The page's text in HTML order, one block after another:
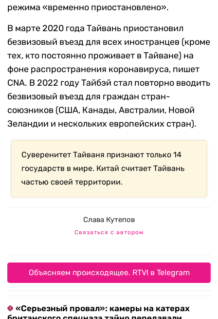
режима «временно приостановлено».
В марте 2020 года Тайвань приостановил
безвизовый въезд для всех иностранцев (кроме
тех, кто постоянно проживает в Тайване) на
фоне распространения коронавируса, пишет
CNA. В 2022 году Тайбэй стал повторно вводить
безвизовый въезд для граждан стран-
союзников (США, Канады, Австралии, Новой
Зеландии и нескольких европейских стран).
Суверенитет Тайваня признают только 14
государств в мире. Китай считает Тайвань
частью своей территории.
Слава Кутепов
Связаться с автором
Объясняем происходящее. RTVI в Telegram
«Серьезный провал»: камеры на катерах